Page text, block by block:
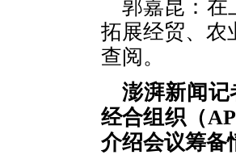
郭嘉昆：在
拓展经贸、农
查阅。
澎湃新闻记
经合组织（
介绍会议筹备